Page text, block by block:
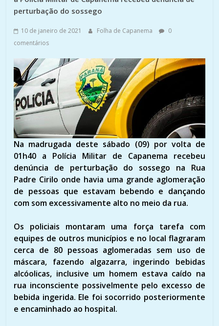
perturbação do sossego
10 de janeiro de 2021 Folha de Capanema
0
comentários
Na madrugada deste sábado (09) por volta de
01h40 a Polícia Militar de Capanema recebeu
denúncia de perturbação do sossego na Rua
Padre Cirilo onde havia uma grande aglomeração
de pessoas que estavam bebendo e dançando
com som excessivamente alto no meio da rua.
Os policiais montaram uma força tarefa com
equipes de outros municípios e no local flagraram
cerca de 80 pessoas aglomeradas sem uso de
máscara, fazendo algazarra, ingerindo bebidas
alcóolicas, inclusive um homem estava caído na
rua inconsciente possivelmente pelo excesso de
bebida ingerida. Ele foi socorrido posteriormente
e encaminhado ao hospital.